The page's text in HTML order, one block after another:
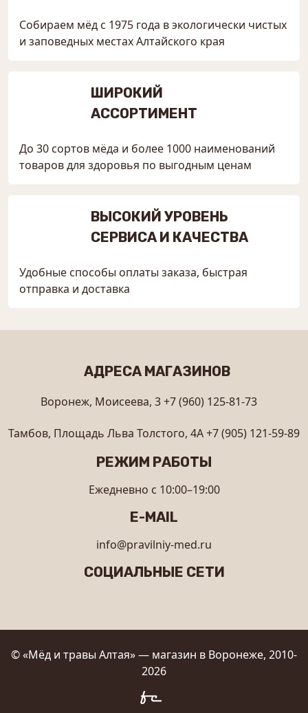
Собираем мёд с 1975 года в экологически чистых
и заповедных местах Алтайского края
ШИРОКИЙ
АССОРТИМЕНТ
До 30 сортов мёда и более 1000 наименований
товаров для здоровья по выгодным ценам
ВЫСОКИЙ УРОВЕНЬ
СЕРВИСА И КАЧЕСТВА
Удобные способы оплаты заказа, быстрая
отправка и доставка
АДРЕСА МАГАЗИНОВ
Воронеж, Моисеева, 3+7 (960) 125-81-73
Тамбов, Площадь Льва Толстого, 4А+7 (905) 121-59-89
РЕЖИМ РАБОТЫ
Ежедневно с 10:00–19:00
E-MAIL
info@pravilniy-med.ru
СОЦИАЛЬНЫЕ СЕТИ
© «Мёд и травы Алтая» — магазин в Воронеже, 2010-
2026